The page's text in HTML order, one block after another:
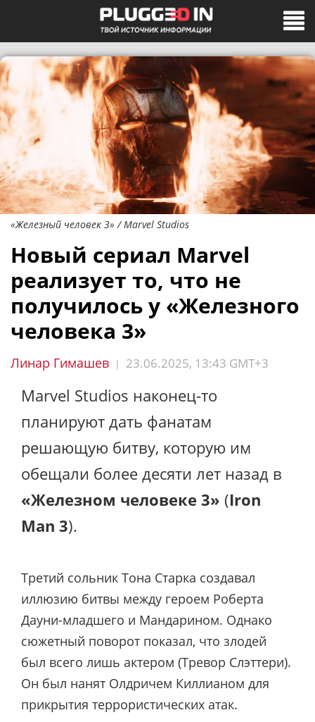
«Железный человек 3» / Marvel Studios
Новый сериал Marvel
реализует то, что не
получилось у «Железного
человека 3»
Линар Гимашев | 23.06.2025, 13:43 GMT+3
Marvel Studios наконец-то
планируют дать фанатам
решающую битву, которую им
обещали более десяти лет назад в
«Железном человеке 3» (Iron
Man 3).
Третий сольник Тона Старка создавал
иллюзию битвы между героем Роберта
Дауни-младшего и Мандарином. Однако
сюжетный поворот показал, что злодей
был всего лишь актером (Тревор Слэттери).
Он был нанят Олдричем Киллианом для
прикрытия террористических атак.